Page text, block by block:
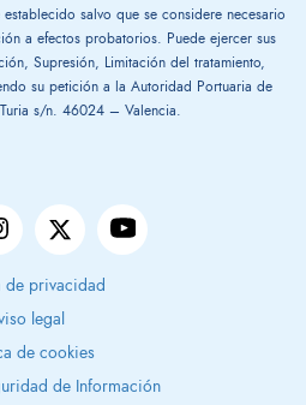
salvo que se considere necesario
a efectos probatorios. Puede ejercer sus
Supresión, Limitación del tratamiento,
su petición a la Autoridad Portuaria de
s/n. 46024 – Valencia.
de privacidad
legal
de cookies
de Información